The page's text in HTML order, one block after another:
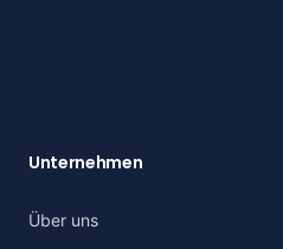
Unternehmen
Über uns